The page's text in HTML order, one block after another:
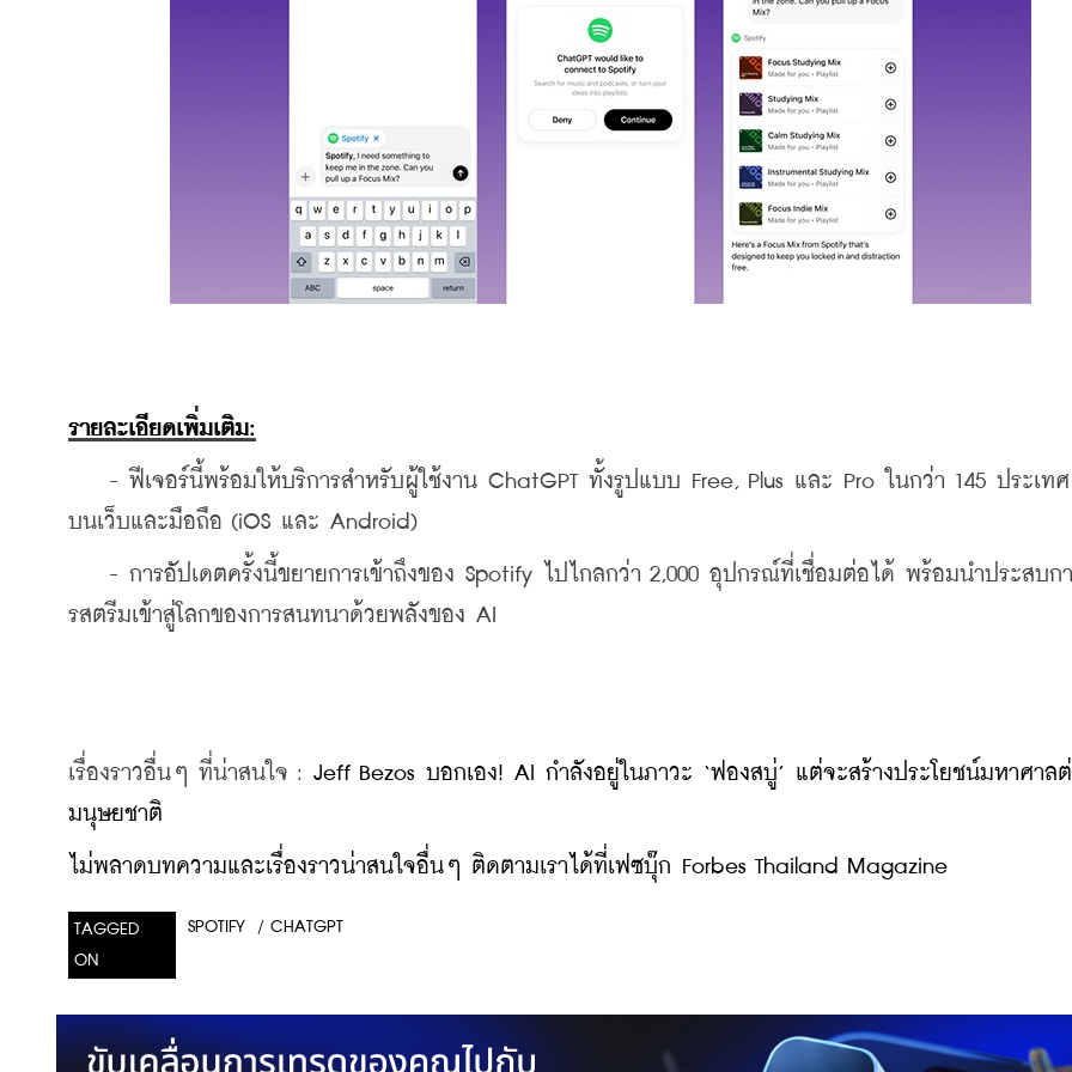
รายละเอียดเพิ่มเติม:
- ฟีเจอร์นี้พร้อมให้บริการสำหรับผู้ใช้งาน ChatGPT ทั้งรูปแบบ Free, Plus และ Pro ในกว่า 145 ประเท
บนเว็บและมือถือ (iOS และ Android)
- การอัปเดตครั้งนี้ขยายการเข้าถึงของ Spotify ไปไกลกว่า 2,000 อุปกรณ์ที่เชื่อมต่อได้ พร้อมนำประสบก
รสตรีมเข้าสู่โลกของการสนทนาด้วยพลังของ AI
เรื่องราวอื่นๆ ที่น่าสนใจ : Jeff Bezos บอกเอง! AI กำลังอยู่ในภาวะ ‘ฟองสบู่’ แต่จะสร้างประโยชน์มหาศาล
มนุษยชาติ
ไม่พลาดบทความและเรื่องราวน่าสนใจอื่นๆ ติดตามเราได้ที่เฟซบุ๊ก Forbes Thailand Magazine
TAGGED
ON
SPOTIFY / CHATGPT